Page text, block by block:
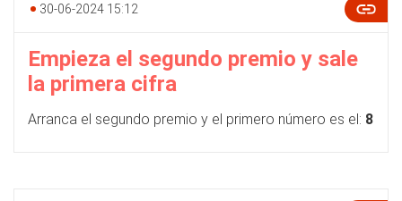
30-06-2024 15:12
Empieza el segundo premio y sale
la primera cifra
Arranca el segundo premio y el primero número es el: 8